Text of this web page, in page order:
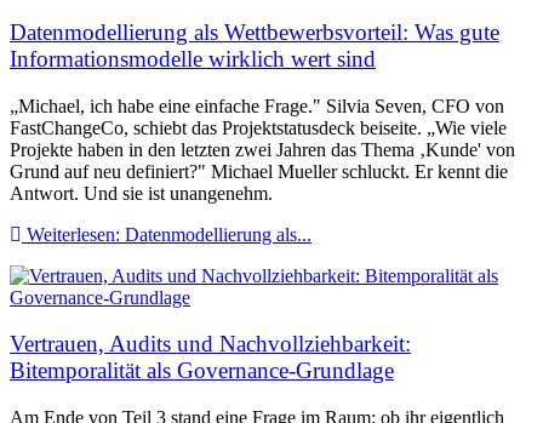
Datenmodellierung als Wettbewerbsvorteil: Was gute
Informationsmodelle wirklich wert sind
„Michael, ich habe eine einfache Frage." Silvia Seven, CFO von
FastChangeCo, schiebt das Projektstatusdeck beiseite. „Wie viele
Projekte haben in den letzten zwei Jahren das Thema ‚Kunde' von
Grund auf neu definiert?" Michael Mueller schluckt. Er kennt die
Antwort. Und sie ist unangenehm.
Weiterlesen: Datenmodellierung als...
Vertrauen, Audits und Nachvollziehbarkeit:
Bitemporalität als Governance-Grundlage
Am Ende von Teil 3 stand eine Frage im Raum: ob ihr eigentlich